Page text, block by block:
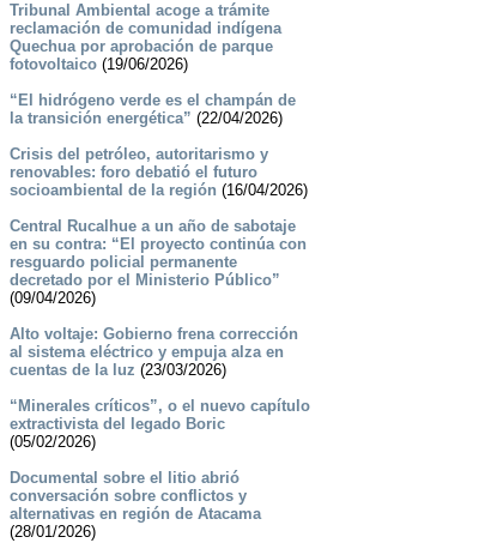
Tribunal Ambiental acoge a trámite
reclamación de comunidad indígena
Quechua por aprobación de parque
fotovoltaico(19/06/2026)
“El hidrógeno verde es el champán de
la transición energética” (22/04/2026)
Crisis del petróleo, autoritarismo y
renovables: foro debatió el futuro
socioambiental de la región (16/04/2026)
Central Rucalhue a un año de sabotaje
en su contra: “El proyecto continúa con
resguardo policial permanente
decretado por el Ministerio Público”
(09/04/2026)
Alto voltaje: Gobierno frena corrección
al sistema eléctrico y empuja alza en
cuentas de la luz (23/03/2026)
“Minerales críticos”, o el nuevo capítulo
extractivista del legado Boric
(05/02/2026)
Documental sobre el litio abrió
conversación sobre conflictos y
alternativas en región de Atacama
(28/01/2026)